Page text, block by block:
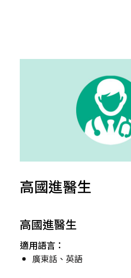
高國進醫生
高國進醫生
適用語言：
廣東話、英語